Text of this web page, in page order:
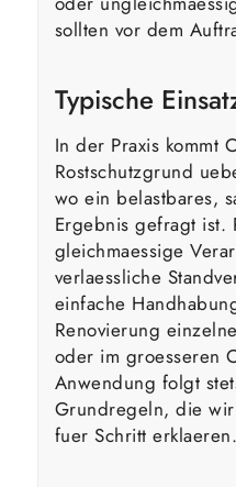
sollten vor dem
Typische
In der Praxis kommt
Rostschutzgrund
wo ein belastbares,
Ergebnis gefragt ist.
gleichmaessige
verlaessliche
einfache
Renovierung
oder im groesseren
Anwendung folgt
Grundregeln, die
fuer Schritt erklaeren.